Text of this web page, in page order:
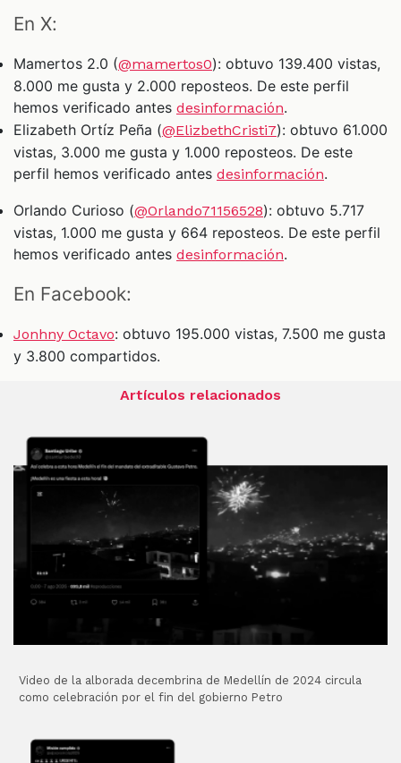
En X:
Mamertos 2.0 (@mamertos0): obtuvo 139.400 vistas,
8.000 me gusta y 2.000 reposteos. De este perfil
hemos verificado antes desinformación.
Elizabeth Ortíz Peña (@ElizbethCristi7): obtuvo 61.000
vistas, 3.000 me gusta y 1.000 reposteos. De este
perfil hemos verificado antes desinformación.
Orlando Curioso (@Orlando71156528): obtuvo 5.717
vistas, 1.000 me gusta y 664 reposteos. De este perfil
hemos verificado antes desinformación.
En Facebook:
Jonhny Octavo: obtuvo 195.000 vistas, 7.500 me gusta
y 3.800 compartidos.
Artículos relacionados
Video de la alborada decembrina de Medellín de 2024 circula
como celebración por el fin del gobierno Petro